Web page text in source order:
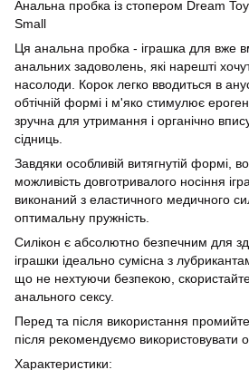
Анальна пробка із стопером Dream
Small
Ця анальна пробка - іграшка для вже
анальних задоволень, які нарешті
насолоди. Корок легко вводиться в
обтічній формі і м'яко стимулює
зручна для утримання і органічно
сідниць.
Завдяки особливій витягнутій формі,
можливість довготривалого носіння
виконаний з еластичного медичного
оптимальну пружність.
Силікон є абсолютно безпечним для
іграшки ідеально сумісна з
що не нехтуючи безпекою,
анального сексу.
Перед та після використання промийте
після рекомендуємо використовувати
Характеристики: